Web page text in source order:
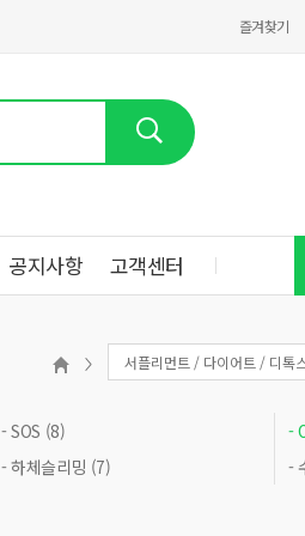
즐겨찾기
공지사항 고객센터
서플리먼트 / 다이어트 / 디톡
- SOS (8)
-
- 하체슬리밍 (7)
-